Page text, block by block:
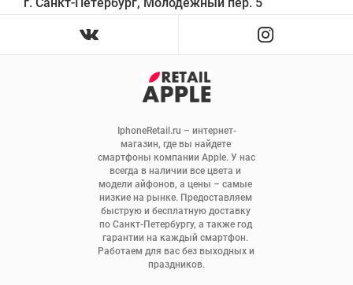
IphoneRetail.ru – интернет-
магазин, где вы найдете
смартфоны компании Apple. У нас
всегда в наличии все цвета и
модели айфонов, а цены – самые
низкие на рынке. Предоставляем
быструю и бесплатную доставку
по Санкт-Петербургу, а также год
гарантии на каждый смартфон.
Работаем для вас без выходных и
праздников.